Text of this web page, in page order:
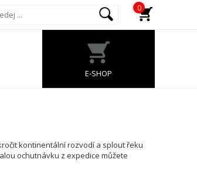
0
E-SHOP
kontinentální rozvodí a splout řeku
ochutnávku z expedice můžete